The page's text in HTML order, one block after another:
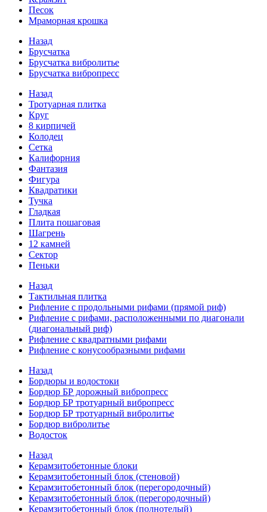
Песок
Мраморная крошка
Назад
Брусчатка
Брусчатка вибролитье
Брусчатка вибропресс
Назад
Тротуарная плитка
Круг
8 кирпичей
Колодец
Сетка
Калифорния
Фантазия
Фигура
Квадратики
Тучка
Гладкая
Плита пошаговая
Шагрень
12 камней
Сектор
Пеньки
Назад
Тактильная плитка
Рифление с продольными рифами (прямой риф)
Рифление с рифами, расположенными по диагонали
(диагональный риф)
Рифление с квадратными рифами
Рифление с конусообразными рифами
Назад
Бордюры и водостоки
Бордюр БР дорожный вибропресс
Бордюр БР тротуарный вибропресс
Бордюр БР тротуарный вибролитье
Бордюр вибролитье
Водосток
Назад
Керамзитобетонные блоки
Керамзитобетонный блок (стеновой)
Керамзитобетонный блок (перегородочный)
Керамзитобетонный блок (перегородочный)
Керамзитобетонный блок (полнотелый)